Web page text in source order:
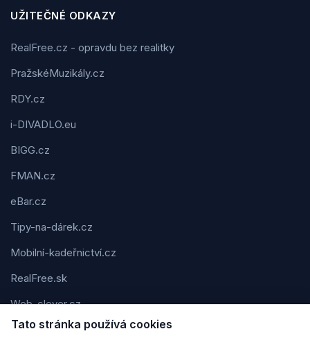
UŽITEČNÉ ODKAZY
RealFree.cz - opravdu bez realitky
PražskéMuzikály.cz
RDY.cz
i-DIVADLO.eu
BIGG.cz
FMAN.cz
eBar.cz
Tipy-na-dárek.cz
Mobilní-kadeřnictví.cz
RealFree.sk
Web-clever.cz
Kvízov.cz
Tato stránka používá cookies